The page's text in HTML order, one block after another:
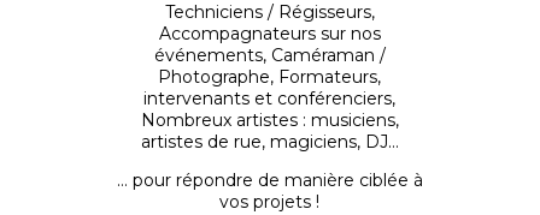
Techniciens / Régisseurs,
Accompagnateurs sur nos
événements, Caméraman /
Photographe, Formateurs,
intervenants et conférenciers,
Nombreux artistes : musiciens,
artistes de rue, magiciens, DJ…
… pour répondre de manière ciblée à
vos projets !